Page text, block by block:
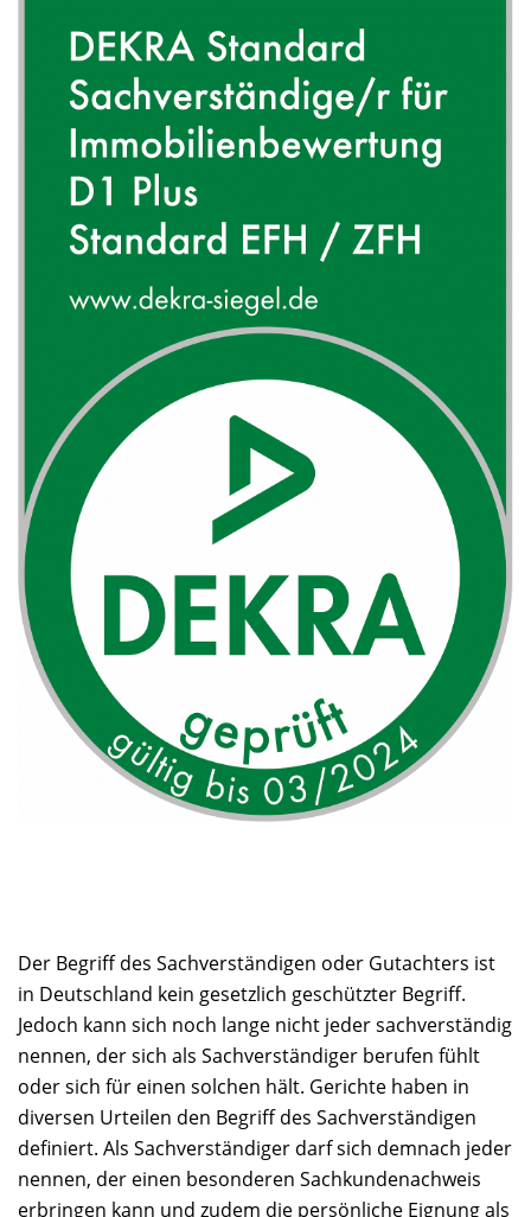
Der Begriff des Sachverständigen oder Gutachters ist
in Deutschland kein gesetzlich geschützter Begriff.
Jedoch kann sich noch lange nicht jeder sachverständig
nennen, der sich als Sachverständiger berufen fühlt
oder sich für einen solchen hält. Gerichte haben in
diversen Urteilen den Begriff des Sachverständigen
definiert. Als Sachverständiger darf sich demnach jeder
nennen, der einen besonderen Sachkundenachweis
erbringen kann und zudem die persönliche Eignung als